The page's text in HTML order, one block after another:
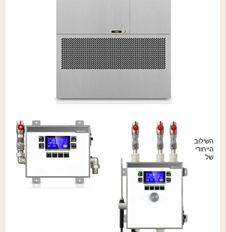
השילוב
הייחודי
של